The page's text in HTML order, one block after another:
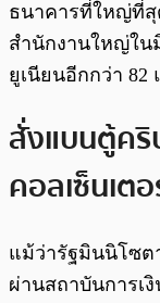
ธนาคารที่ใหญ่ที่สุ
สำนักงานใหญ่ใ
ยูเนียนอีกกว่า 82
สั่งแบนตู้คริ
คอลเซ็นเต
แม้ว่ารัฐมินนิโซต
ผ่านสถาบันการเ